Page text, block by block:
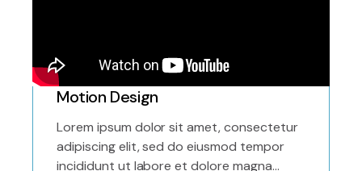
Motion Design
Lorem ipsum dolor sit amet, consectetur
adipiscing elit, sed do eiusmod tempor
incididunt ut labore et dolore magna